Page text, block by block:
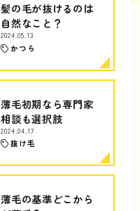
髪の毛が抜けるのは
自然なこと？
2024.05.13
かつら
薄毛初期なら専門家
相談も選択肢
2024.04.17
抜け毛
薄毛の基準どこから